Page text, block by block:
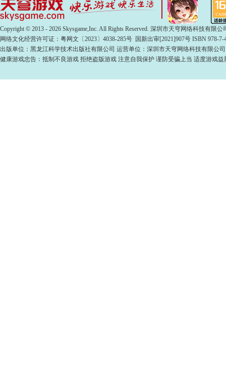
Copyright © 2013 - 2026 Skysgame,Inc. All Rights Reserved. 深圳市天穹网络科技有限
网络文化经营许可证：粤网文〔2023〕4038-285号 国新出审[2021]907号 ISBN 978-7-
出版单位：黑龙江科学技术出版社有限公司 运营单位：深圳市天穹网络科技有限公
健康游戏忠告：抵制不良游戏 拒绝盗版游戏 注意自我保护 谨防受骗上当 适度游戏